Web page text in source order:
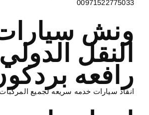
00971522775033
ونش سيارات
النقل الدولي
رافعه
انقاذ سيارات خدمه سريعه لجميع المركبات